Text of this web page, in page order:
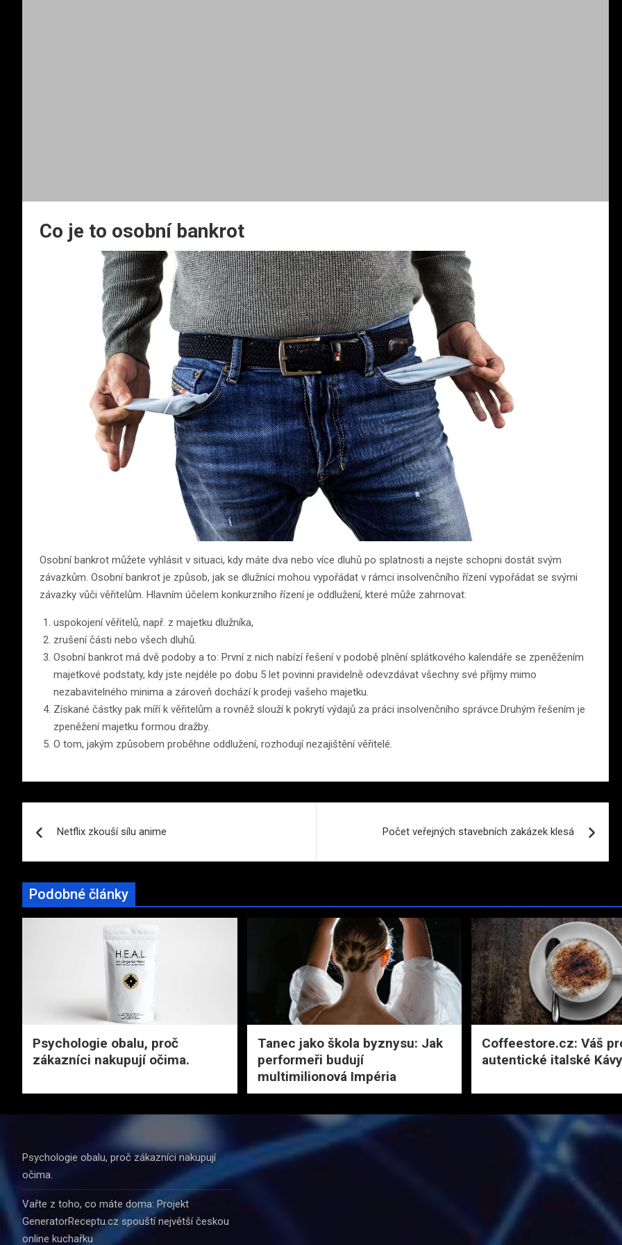
Co je to osobní bankrot
Osobní bankrot můžete vyhlásit v situaci, kdy máte dva nebo více dluhů po splatnosti a nejste schopni dostát svým
závazkům. Osobní bankrot je způsob, jak se dlužníci mohou vypořádat v rámci insolvenčního řízení vypořádat se svými
závazky vůči věřitelům. Hlavním účelem konkurzního řízení je oddlužení, které může zahrnovat:
uspokojení věřitelů, např. z majetku dlužníka,
zrušení části nebo všech dluhů.
Osobní bankrot má dvě podoby a to: První z nich nabízí řešení v podobě plnění splátkového kalendáře se zpeněžením
majetkové podstaty, kdy jste nejdéle po dobu 5 let povinni pravidelně odevzdávat všechny své příjmy mimo
nezabavitelného minima a zároveň dochází k prodeji vašeho majetku.
Získané částky pak míří k věřitelům a rovněž slouží k pokrytí výdajů za práci insolvenčního správce.Druhým řešením je
zpeněžení majetku formou dražby.
O tom, jakým způsobem proběhne oddlužení, rozhodují nezajištění věřitelé.
pro
Netflix zkouší sílu anime Počet veřejných stavebních zakázek klesá
Podobné články
Psychologie obalu, proč
zákazníci nakupují očima.
Tanec jako škola byznysu: Jak
performeři budují
multimilionová Impéria
Coffeestore.cz: Váš
autentické italské Kávy
Psychologie obalu, proč zákazníci nakupují
očima.
Vařte z toho, co máte doma: Projekt
GeneratorReceptu.cz spouští největší českou
online kuchařku